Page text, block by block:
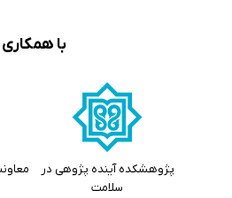
با همکاری
پژوهشکده آینده پژوهی در
سلامت